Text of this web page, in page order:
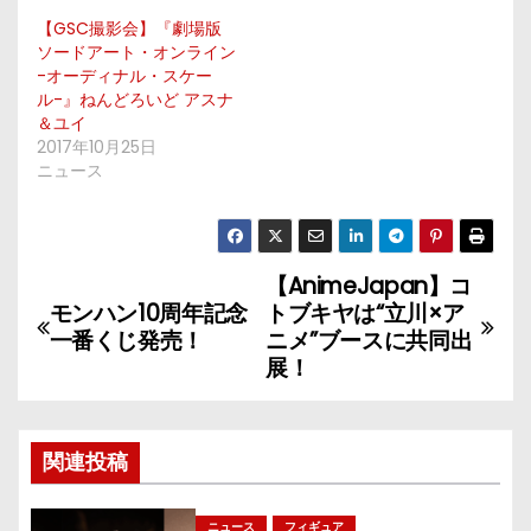
【GSC撮影会】『劇場版
ソードアート・オンライン
-オーディナル・スケー
ル-』ねんどろいど アスナ
＆ユイ
2017年10月25日
ニュース
投
稿
ビ
ゲ
【AnimeJapan】コ
トブキヤは“立川×ア
ニメ”ブースに共同出
展！
モンハン10周年記念
一番くじ発売！
関連投稿
ニュース フィギュア